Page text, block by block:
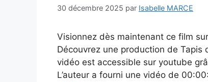
30 décembre 2025 par Isabelle MARCE
Visionnez dès maintenant ce film
Découvrez une production de Tapis
vidéo est accessible sur youtube
L’auteur a fourni une vidéo de